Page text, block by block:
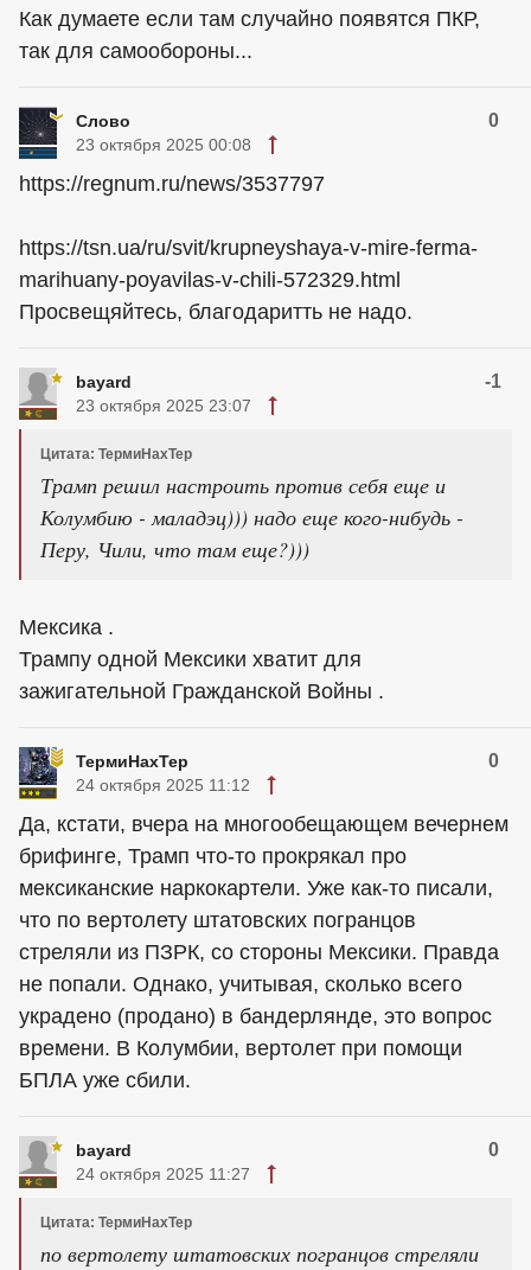
Как думаете если там случайно появятся ПКР,
так для самообороны...
Слово 0
23 октября 2025 00:08
https://regnum.ru/news/3537797
https://tsn.ua/ru/svit/krupneyshaya-v-mire-ferma-
marihuany-poyavilas-v-chili-572329.html
Просвещяйтесь, благодаритть не надо.
bayard -1
23 октября 2025 23:07
Цитата: ТермиНахТер
Трамп решил настроить против себя еще и
Колумбию - маладэц))) надо еще кого-нибудь -
Перу, Чили, что там еще?)))
Мексика .
Трампу одной Мексики хватит для
зажигательной Гражданской Войны .
ТермиНахТер 0
24 октября 2025 11:12
Да, кстати, вчера на многообещающем вечернем
брифинге, Трамп что-то прокрякал про
мексиканские наркокартели. Уже как-то писали,
что по вертолету штатовских погранцов
стреляли из ПЗРК, со стороны Мексики. Правда
не попали. Однако, учитывая, сколько всего
украдено (продано) в бандерлянде, это вопрос
времени. В Колумбии, вертолет при помощи
БПЛА уже сбили.
bayard 0
24 октября 2025 11:27
Цитата: ТермиНахТер
по вертолету штатовских погранцов стреляли